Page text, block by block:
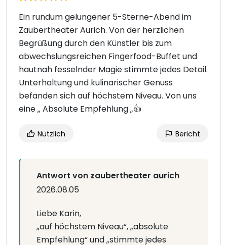
Ein rundum gelungener 5-Sterne-Abend im
Zaubertheater Aurich. Von der herzlichen
Begrüßung durch den Künstler bis zum
abwechslungsreichen Fingerfood-Buffet und
hautnah fesselnder Magie stimmte jedes Detail.
Unterhaltung und kulinarischer Genuss
befanden sich auf höchstem Niveau. Von uns
eine „ Absolute Empfehlung „👍
Nützlich Bericht
Antwort von zaubertheater aurich
2026.08.05
Liebe Karin,
„auf höchstem Niveau“, „absolute
Empfehlung“ und „stimmte jedes